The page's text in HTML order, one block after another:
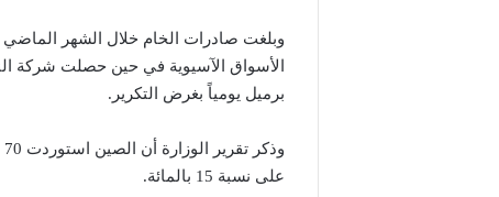
برميل يومياً بغرض التكرير.
على نسبة 15 بالمائة.